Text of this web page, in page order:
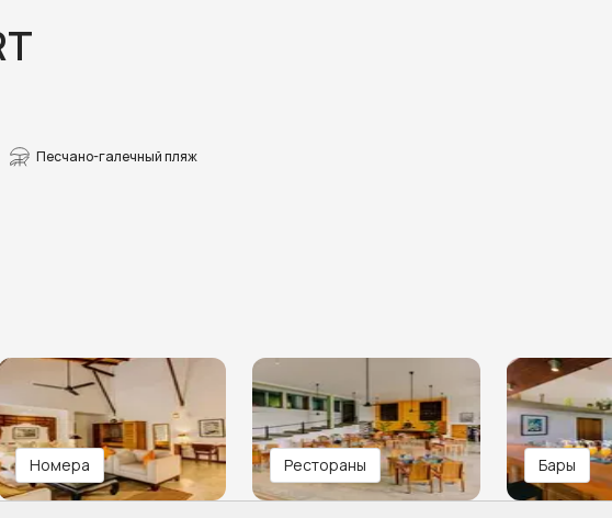
Песчано-галечный пляж
Номера Рестораны Бары